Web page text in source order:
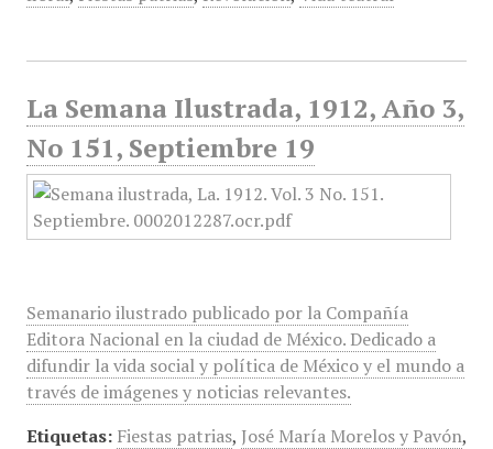
La Semana Ilustrada, 1912, Año 3,
No 151, Septiembre 19
Semanario ilustrado publicado por la Compañía
Editora Nacional en la ciudad de México. Dedicado a
difundir la vida social y política de México y el mundo a
través de imágenes y noticias relevantes.
Etiquetas: Fiestas patrias, José María Morelos y Pavón,